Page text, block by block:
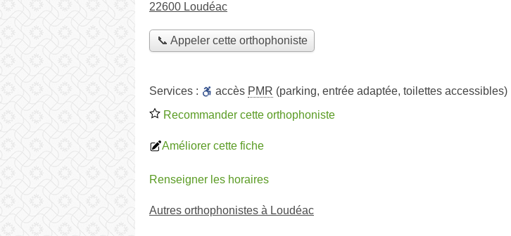
22600 Loudéac
📞 Appeler cette orthophoniste
Services : accès PMR (parking, entrée adaptée, toilettes accessibles)
Recommander cette orthophoniste
Améliorer cette fiche
Renseigner les horaires
Autres orthophonistes à Loudéac